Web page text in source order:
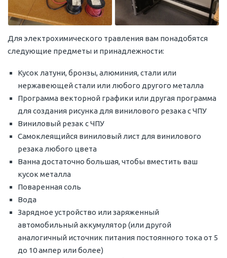
Для электрохимического травления вам понадобятся
следующие предметы и принадлежности:
Кусок латуни, бронзы, алюминия, стали или
нержавеющей стали или любого другого металла
Программа векторной графики или другая программа
для создания рисунка для винилового резака с ЧПУ
Виниловый резак с ЧПУ
Самоклеящийся виниловый лист для винилового
резака любого цвета
Ванна достаточно большая, чтобы вместить ваш
кусок металла
Поваренная соль
Вода
Зарядное устройство или заряженный
автомобильный аккумулятор (или другой
аналогичный источник питания постоянного тока от 5
до 10 ампер или более)